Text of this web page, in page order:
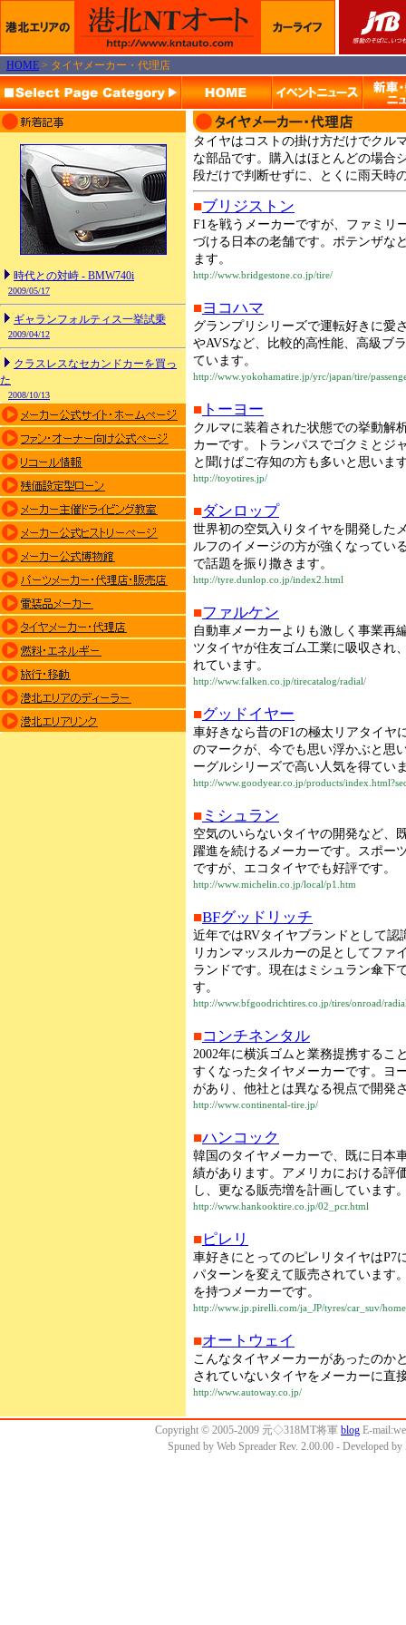
HOME > タイヤメーカー・代理店
時代との対峙 - BMW740i
2009/05/17
ギャランフォルティス一挙試乗
2009/04/12
クラスレスなセカンドカーを買っ
た
2008/10/13
タイヤはコストの掛け方だけでクル
な部品です。購入はほとんどの場合
段だけで判断せずに、とくに雨天時
■ブリジストン
F1を戦うメーカーですが、ファミリ
づける日本の老舗です。ポテンザな
ます。
http://www.bridgestone.co.jp/tire/
■ヨコハマ
グランプリシリーズで運転好きに愛
やAVSなど、比較的高性能、高級ブ
ています。
http://www.yokohamatire.jp/yrc/japan/tire/
■ トーヨー
クルマに装着された状態での挙動解
カーです。トランパスでゴクミとジ
と聞けばご存知の方も多いと思いま
http://toyotires.jp/
■ダンロップ
世界初の空気入りタイヤを開発した
ルフのイメージの方が強くなってい
で話題を振り撒きます。
http://tyre.dunlop.co.jp/index2.html
■ファルケン
自動車メーカーよりも激しく事業再
ツタイヤが住友ゴム工業に吸収され
れています。
http://www.falken.co.jp/tirecatalog/radial/
■グッドイヤー
車好きなら昔のF1の極太リアタイヤ
のマークが、今でも思い浮かぶと思
ーグルシリーズで高い人気を得てい
http://www.goodyear.co.jp/products/
■ ミシュラン
空気のいらないタイヤの開発など、
躍進を続けるメーカーです。スポー
ですが、エコタイヤでも好評です。
http://www.michelin.co.jp/local/p1.htm
■BFグッドリッチ
近年ではRVタイヤブランドとして
リカンマッスルカーの足としてファ
ランドです。現在はミシュラン傘下
す。
http://www.bfgoodrichtires.co.jp/tires/onroad/
■コンチネンタル
2002年に横浜ゴムと業務提携するこ
すくなったタイヤメーカーです。ヨ
があり、他社とは異なる視点で開発
http://www.continental-tire.jp/
■ハンコック
韓国のタイヤメーカーで、既に日本
績があります。アメリカにおける評
し、更なる販売増を計画しています
http://www.hankooktire.co.jp/02_pcr.html
■ピレリ
車好きにとってのピレリタイヤはP7
パターンを変えて販売されています
を持つメーカーです。
http://www.jp.pirelli.com/ja_JP/tyres/car_suv/
■オートウェイ
こんなタイヤメーカーがあったのか
されていないタイヤをメーカーに直
http://www.autoway.co.jp/
Copyright © 2005-2009 元◇318MT将軍 blog E-
Spuned by Web Spreader Rev. 2.00.00 - Developed